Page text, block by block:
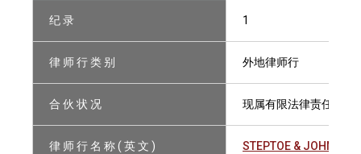
纪 录 1
律 师 行 类 别 外地律师行
合 伙 状 况 现属有限法律责任合伙
律 师 行 名 称 ( 英 文 ) STEPTOE & JOHNSON